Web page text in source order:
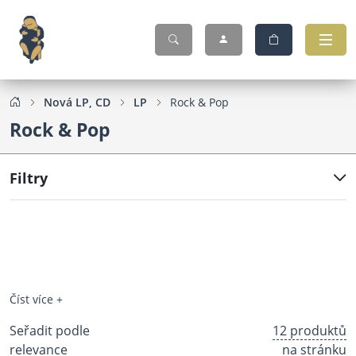
Nová LP, CD LP Rock & Pop
Rock & Pop
Filtry
Číst více +
Seřadit podle
relevance
12 produktů
na stránku